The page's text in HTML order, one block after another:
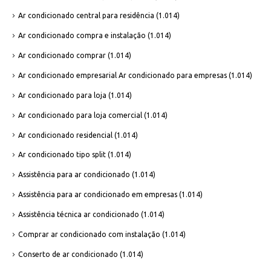
Ar condicionado central para residência (1.014)
Ar condicionado compra e instalação (1.014)
Ar condicionado comprar (1.014)
Ar condicionado empresarial Ar condicionado para empresas (1.014)
Ar condicionado para loja (1.014)
Ar condicionado para loja comercial (1.014)
Ar condicionado residencial (1.014)
Ar condicionado tipo split (1.014)
Assistência para ar condicionado (1.014)
Assistência para ar condicionado em empresas (1.014)
Assistência técnica ar condicionado (1.014)
Comprar ar condicionado com instalação (1.014)
Conserto de ar condicionado (1.014)